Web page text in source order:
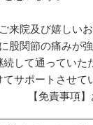
来院及び嬉しい
股関節の痛みが
続して通ってい
サポートさせて
【免責事項